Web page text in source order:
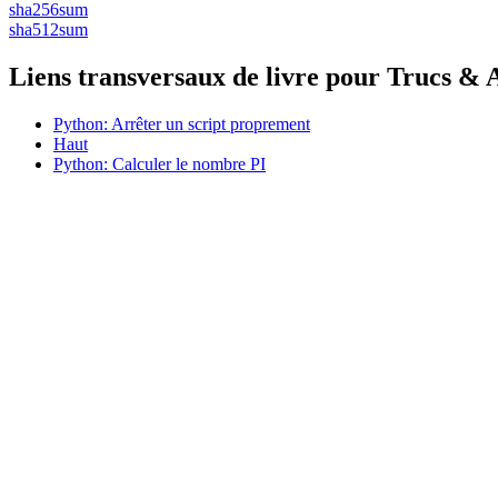
sha256sum
sha512sum
Liens transversaux de livre pour Trucs &
Python: Arrêter un script proprement
Haut
Python: Calculer le nombre PI